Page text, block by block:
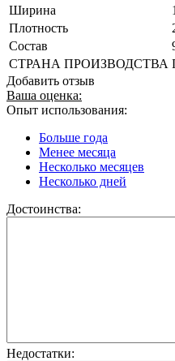
Ширина
Плотность
Состав
СТРАНА ПРОИЗВОДСТВА
Добавить отзыв
Ваша оценка:
Опыт использования:
Больше года
Менее месяца
Несколько месяцев
Несколько дней
Достоинства:
Недостатки: